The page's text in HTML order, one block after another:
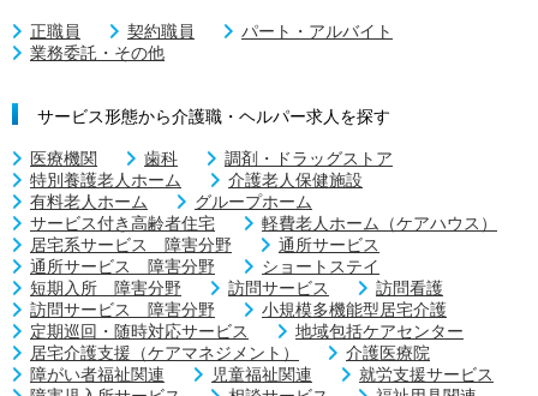
正職員 契約職員
パート・アルバイト
業務委託・その他
サービス形態から介護職・ヘルパー求人を探す
医療機関 歯科
調剤・ドラッグストア
特別養護老人ホーム
介護老人保健施設
有料老人ホーム
グループホーム
サービス付き高齢者住宅
軽費老人ホーム（ケアハウス）
居宅系サービス 障害分野
通所サービス
通所サービス 障害分野
ショートステイ
短期入所 障害分野
訪問サービス
訪問看護
訪問サービス 障害分野
小規模多機能型居宅介護
定期巡回・随時対応サービス
地域包括ケアセンター
居宅介護支援（ケアマネジメント）
介護医療院
障がい者福祉関連
児童福祉関連
就労支援サービス